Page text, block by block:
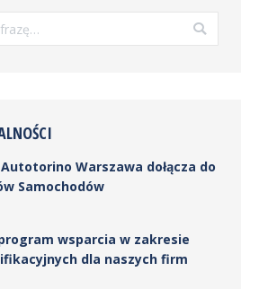
Warszawa dołącza do
Samochodów
wsparcia w zakresie
dla naszych firm